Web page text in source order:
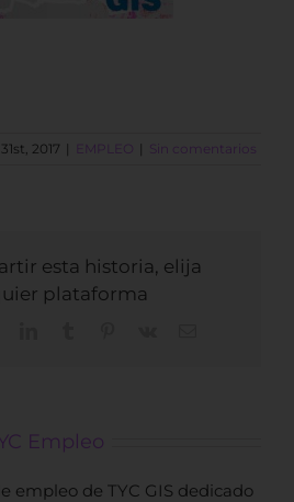
2017 | EMPLEO | Sin comentarios
esta historia, elija
plataforma
Empleo
empleo de TYC GIS dedicado